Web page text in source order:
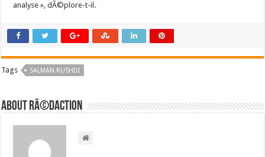
analyse », dÃ©plore-t-il.
Tags SALMAN RUSHDI
About RÃ©daction